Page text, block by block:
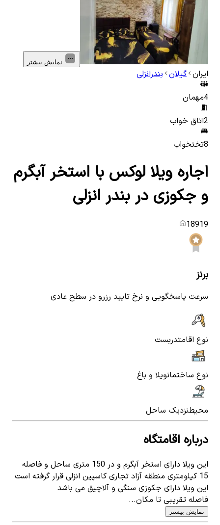
نمایش بیشتر
ایران گیلان بندرانزلی
4مهمان
2اتاق خواب
8تختخواب
اجاره ویلا لوکس با استخر آبگرم
و جکوزی در بندر انزلی
18919
برنز
سرعت پاسخگویی و نرخ تایید رزرو در سطح عادی
نوع اقامتدربست
نوع ساختمانویلا و باغ
محیطنزدیک ساحل
درباره اقامتگاه
این ویلا دارای استخر آبگرم و در 150 متری ساحل و فاصله
15 کیلومتری منطقه آزاد تجاری کاسپین انزلی قرار گرفته است
این ویلا دارای جکوزی سنگی و آلاچیق می باشد
فاصله تقریبی تا مکان...
نمایش بیشتر